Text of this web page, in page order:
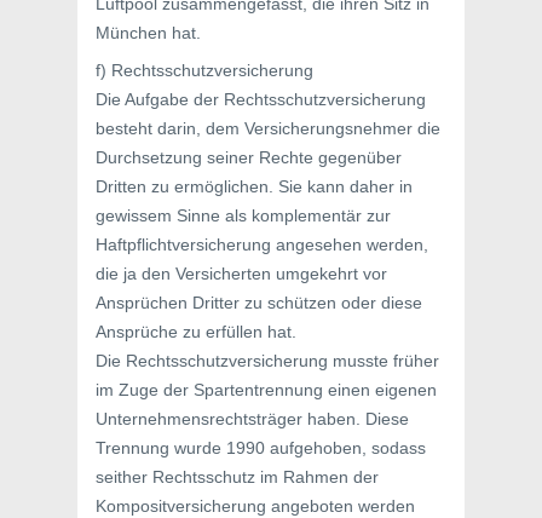
Luftpool zusammengefasst, die ihren Sitz in
München hat.
f) Rechtsschutzversicherung
Die Aufgabe der Rechtsschutzversicherung
besteht darin, dem Versicherungsnehmer die
Durchsetzung seiner Rechte gegenüber
Dritten zu ermöglichen. Sie kann daher in
gewissem Sinne als komplementär zur
Haftpflichtversicherung angesehen werden,
die ja den Versicherten umgekehrt vor
Ansprüchen Dritter zu schützen oder diese
Ansprüche zu erfüllen hat.
Die Rechtsschutzversicherung musste früher
im Zuge der Spartentrennung einen eigenen
Unternehmensrechtsträger haben. Diese
Trennung wurde 1990 aufgehoben, sodass
seither Rechtsschutz im Rahmen der
Kompositversicherung angeboten werden